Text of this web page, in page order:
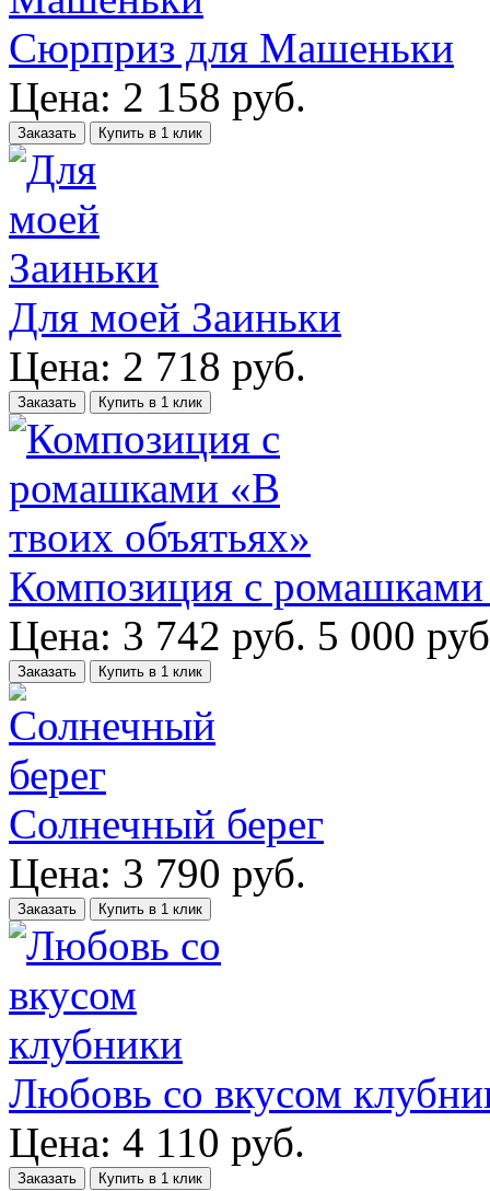
Сюрприз для Машеньки
Цена: 2 158 руб.
Заказать Купить в 1 клик
Для моей Заиньки
Цена: 2 718 руб.
Заказать Купить в 1 клик
Композиция с
Цена: 3 742 руб. 5 000
Заказать Купить в 1 клик
Солнечный берег
Цена: 3 790 руб.
Заказать Купить в 1 клик
Любовь со вкусом
Цена: 4 110 руб.
Заказать Купить в 1 клик